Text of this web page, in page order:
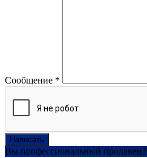
Сообщение *
Написать
Вы профессиональный продавец?